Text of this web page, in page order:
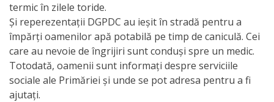
Invitații
de
participare
Planuri
termic în zilele toride.
Și reperezentații DGPDC au ieșit în stradă pentru a
împărți oamenilor apă potabilă pe timp de caniculă. Cei
care au nevoie de îngrijiri sunt conduși spre un medic.
Totodată, oamenii sunt informați despre serviciile
sociale ale Primăriei și unde se pot adresa pentru a fi
ajutați.